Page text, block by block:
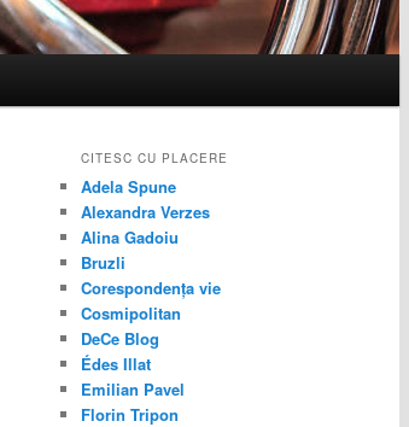
CITESC CU PLACERE
Adela Spune
Alexandra Verzes
Alina Gadoiu
Bruzli
Corespondența vie
Cosmipolitan
DeCe Blog
Édes Illat
Emilian Pavel
Florin Tripon